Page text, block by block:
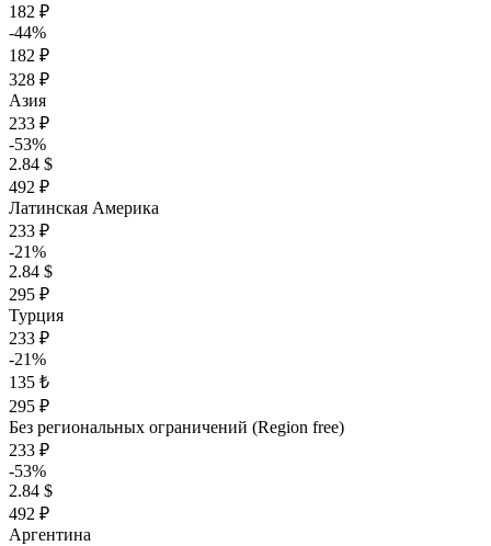
182 ₽
-44%
182 ₽
328 ₽
Азия
233 ₽
-53%
2.84 $
492 ₽
Латинская Америка
233 ₽
-21%
2.84 $
295 ₽
Турция
233 ₽
-21%
135 ₺
295 ₽
Без региональных ограничений (Region free)
233 ₽
-53%
2.84 $
492 ₽
Аргентина